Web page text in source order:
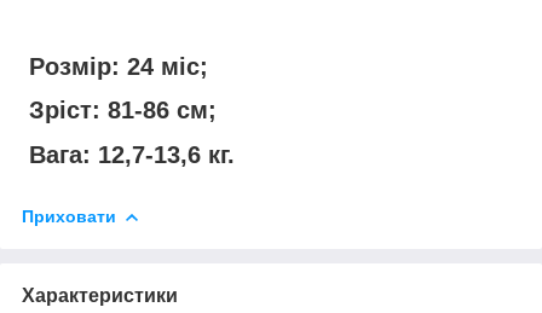
Розмір: 24 міс;
Зріст: 81-86 см;
Вага: 12,7-13,6 кг.
Приховати
Характеристики